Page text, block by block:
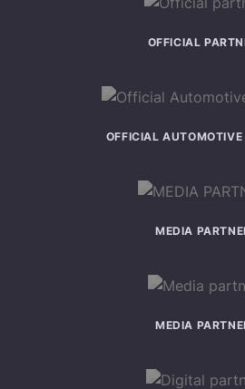
OFFICIAL
OFFICIAL AUTOMOTIVE
MEDIA
MEDIA